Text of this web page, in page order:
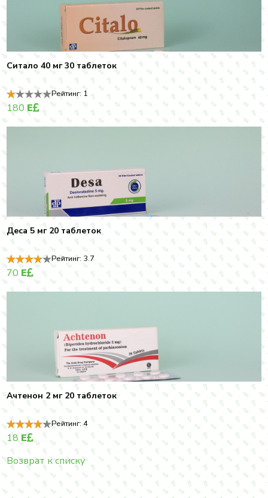
Ситало 40 мг 30 таблеток
Рейтинг: 1
180E
Деса 5 мг 20 таблеток
Рейтинг: 3.7
70 E
Ачтенон 2 мг 20 таблеток
Рейтинг:4
18E
Возврат к списку